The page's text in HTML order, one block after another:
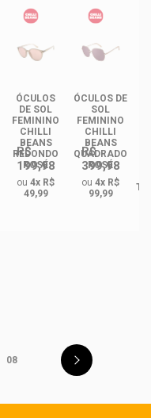
ÓCULOS
DE SOL
FEMININO
CHILLI
BEANS
REDONDO
ROSÉ
R$
199,98
ou 4x R$
49,99
ÓCULOS DE
SOL
FEMININO
CHILLI
BEANS
QUADRADO
ROSÉ
R$
399,98
ou 4x R$
99,99
08